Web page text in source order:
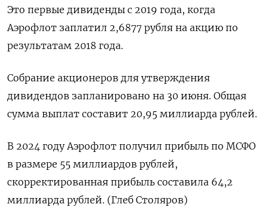
Это первые дивиденды с 2019 года, когда
Аэрофлот заплатил 2,6877 рубля на акцию по
результатам 2018 года.
Собрание акционеров для утверждения
дивидендов запланировано на 30 июня. Общая
сумма выплат составит 20,95 миллиарда рублей.
В 2024 году Аэрофлот получил прибыль по МСФО
в размере 55 миллиардов рублей,
скорректированная прибыль составила 64,2
миллиарда рублей. (Глеб Столяров)